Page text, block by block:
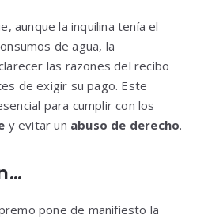
aunque la inquilina tenía el
de agua, la
las razones del recibo
de exigir su pago. Este
para cumplir con los
y evitar un abuso de derecho.
pone de manifiesto la